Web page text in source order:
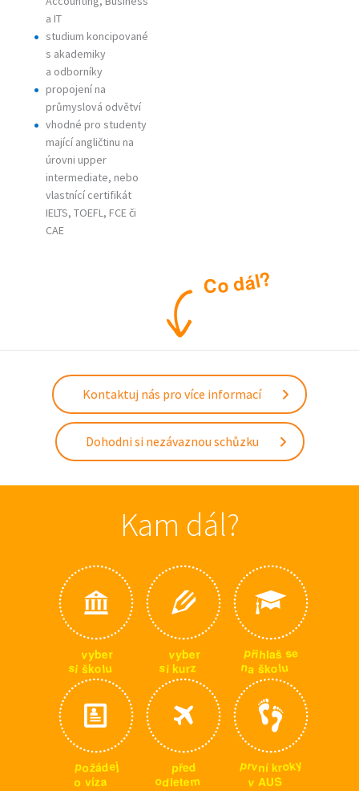
a IT
studium koncipované
s akademiky
a odborníky
propojení na
průmyslová odvětví
vhodné pro studenty
mající angličtinu na
úrovni upper
intermediate, nebo
vlastnící certifikát
IELTS, TOEFL, FCE či
CAE
Co dál?
Kontaktuj nás pro více informací
Dohodni si nezávaznou schůzku
Kam dál?
vyber
si školu
vyber
si kurz
přihlaš se
na školu
požádej
o víza
před
odletem
prvníkroky
v AUS